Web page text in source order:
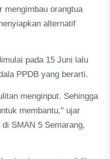
mengimbau orangtua
alternatif
pada 15 Juni lalu
PPDB yang berarti.
menginput. Sehingga
membantu," ujar
SMAN 5 Semarang,